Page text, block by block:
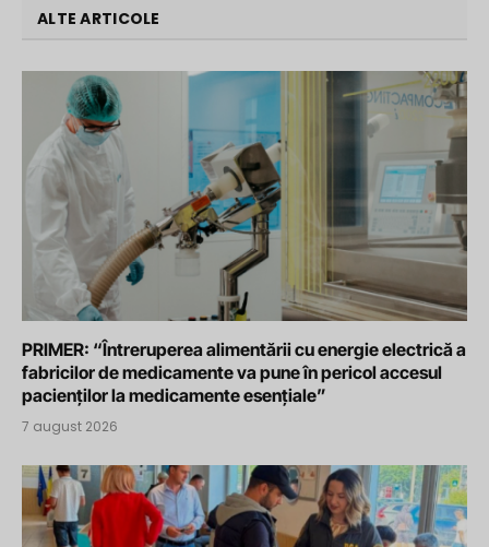
ALTE ARTICOLE
PRIMER: “Întreruperea alimentării cu energie electrică a
fabricilor de medicamente va pune în pericol accesul
pacienților la medicamente esențiale”
7 august 2026